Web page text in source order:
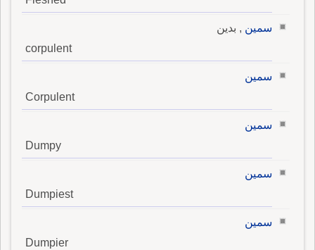
سمين , بدين
corpulent
سمين
Corpulent
سمين
Dumpy
سمين
Dumpiest
سمين
Dumpier